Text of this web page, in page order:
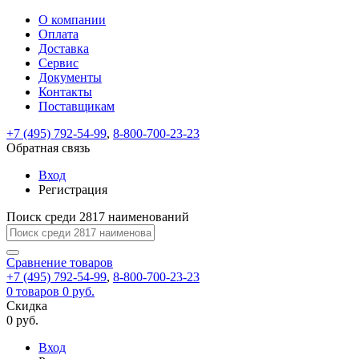
ВходРегистрация
Только
test@example.com
отправлена
по
ней
для
регистрации.
Ок
Только
Запомнить
меня
Забыли
Восстановление
пароля
Заполните
форму.
Мы
отправим
ссылку
на
указанный
электронный
адрес,
перейдя
по
которой
вы
новый
На
вашу
test@test.ru
отправлена
ссылка.
Перейдите
по
для
смены
пароля.
Введите
новый
пароль
Сменить
Пароль
успешно
Войти
Обратная
связь
Сообщение
пользовательского
соглашения
Ваше
сообщение
успешно
О компании
Оплата
Доставка
Сервис
Документы
Контакты
Поставщикам
+7 (495) 792-54-99, 8-800-700-23-23
Обратная связь
Вход
Регистрация
Поиск среди 2817 наименований
Сравнение товаров
+7 (495) 792-54-99, 8-800-700-23-23
0 товаров 0 руб.
Скидка
0 руб.
Вход